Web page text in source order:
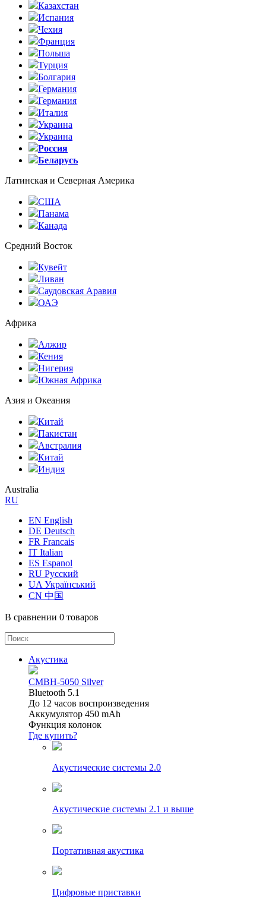
Казахстан
Испания
Чехия
Франция
Польша
Турция
Болгария
Германия
Германия
Италия
Украина
Украина
Россия
Беларусь
Латинская и Северная Америка
США
Панама
Канада
Средний Восток
Кувейт
Ливан
Саудовская Аравия
ОАЭ
Африка
Алжир
Кения
Нигерия
Южная Африка
Азия и Океания
Китай
Пакистан
Австралия
Китай
Индия
Australia
RU
EN English
DE Deutsch
FR Francais
IT Italian
ES Espanol
RU Русский
UA Український
CN 中国
В сравнении 0 товаров
Акустика
CMBH-5050 Silver
Bluetooth 5.1
До 12 часов воспроизведения
Аккумулятор 450 mAh
Функция колонок
Где купить?
Акустические системы 2.0
Акустические системы 2.1 и выше
Портативная акустика
Цифровые приставки